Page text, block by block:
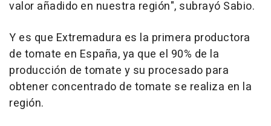
valor añadido en nuestra región", subrayó Sabio.
Y es que Extremadura es la primera productora
de tomate en España, ya que el 90% de la
producción de tomate y su procesado para
obtener concentrado de tomate se realiza en la
región.